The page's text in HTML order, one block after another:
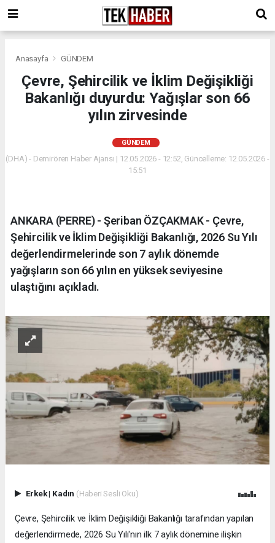
Anasayfa GÜNDEM
Çevre, Şehircilik ve İklim Değişikliği
Bakanlığı duyurdu: Yağışlar son 66
yılın zirvesinde
GÜNDEM
(DHA) - Demirören Haber Ajansı | 12.05.2026 - 12:52, Güncelleme: 12.05.2026 -
15:51
ANKARA (PERRE) - Şeriban ÖZÇAKMAK - Çevre,
Şehircilik ve İklim Değişikliği Bakanlığı, 2026 Su Yılı
değerlendirmelerinde son 7 aylık dönemde
yağışların son 66 yılın en yüksek seviyesine
ulaştığını açıkladı.
Erkek| Kadın (Haberi Sesli Oku)
Çevre, Şehircilik ve İklim Değişikliği Bakanlığı tarafından yapılan
değerlendirmede, 2026 Su Yılı'nın ilk 7 aylık dönemine ilişkin